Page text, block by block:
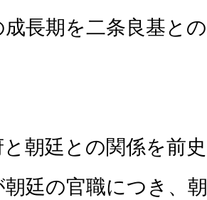
成長期を二条良基と
と朝廷との関係を前
朝廷の官職につき、